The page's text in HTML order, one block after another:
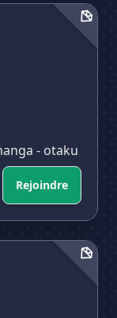
- otaku
Rejoindre